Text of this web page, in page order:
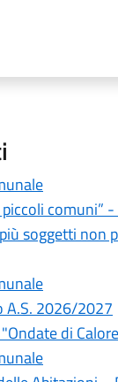
soggetti non
A.S. 2026/2027
di